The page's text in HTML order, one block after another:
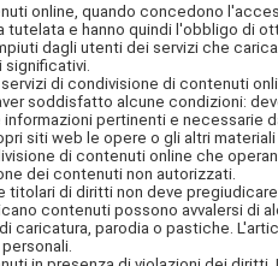
online, quando concedono
e hanno quindi l'obbligo di
dagli utenti dei servizi che
significativi.
di condivisione di contenuti
soddisfatto alcune condizioni:
pertinenti e necessarie
siti web le opere o gli altri
di contenuti online che
dei contenuti non autorizzati.
di diritti non deve
contenuti possono avvalersi di
parodia o pastiche.